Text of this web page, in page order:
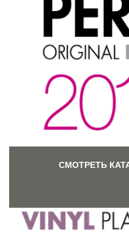
СМОТРЕТЬ